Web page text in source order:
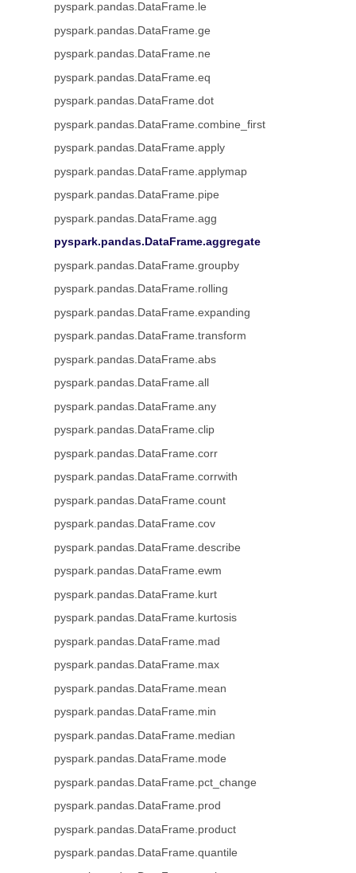
pyspark.pandas.DataFrame.le
pyspark.pandas.DataFrame.ge
pyspark.pandas.DataFrame.ne
pyspark.pandas.DataFrame.eq
pyspark.pandas.DataFrame.dot
pyspark.pandas.DataFrame.combine_first
pyspark.pandas.DataFrame.apply
pyspark.pandas.DataFrame.applymap
pyspark.pandas.DataFrame.pipe
pyspark.pandas.DataFrame.agg
pyspark.pandas.DataFrame.aggregate
pyspark.pandas.DataFrame.groupby
pyspark.pandas.DataFrame.rolling
pyspark.pandas.DataFrame.expanding
pyspark.pandas.DataFrame.transform
pyspark.pandas.DataFrame.abs
pyspark.pandas.DataFrame.all
pyspark.pandas.DataFrame.any
pyspark.pandas.DataFrame.clip
pyspark.pandas.DataFrame.corr
pyspark.pandas.DataFrame.corrwith
pyspark.pandas.DataFrame.count
pyspark.pandas.DataFrame.cov
pyspark.pandas.DataFrame.describe
pyspark.pandas.DataFrame.ewm
pyspark.pandas.DataFrame.kurt
pyspark.pandas.DataFrame.kurtosis
pyspark.pandas.DataFrame.mad
pyspark.pandas.DataFrame.max
pyspark.pandas.DataFrame.mean
pyspark.pandas.DataFrame.min
pyspark.pandas.DataFrame.median
pyspark.pandas.DataFrame.mode
pyspark.pandas.DataFrame.pct_change
pyspark.pandas.DataFrame.prod
pyspark.pandas.DataFrame.product
pyspark.pandas.DataFrame.quantile